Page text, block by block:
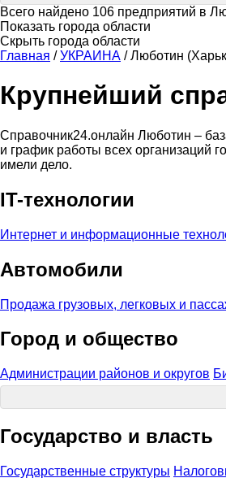
Всего найдено 106 предприятий в
Показать города области
Скрыть города области
Главная / УКРАИНА / Люботин
Крупнейший
Справочник24.онлайн Люботин –
и график работы всех организаций
имели дело.
IT-технологии
Интернет и информационные
Автомобили
Продажа грузовых, легковых и
Город и общество
Администрации районов и округов
Государство и власть
Государственные структуры